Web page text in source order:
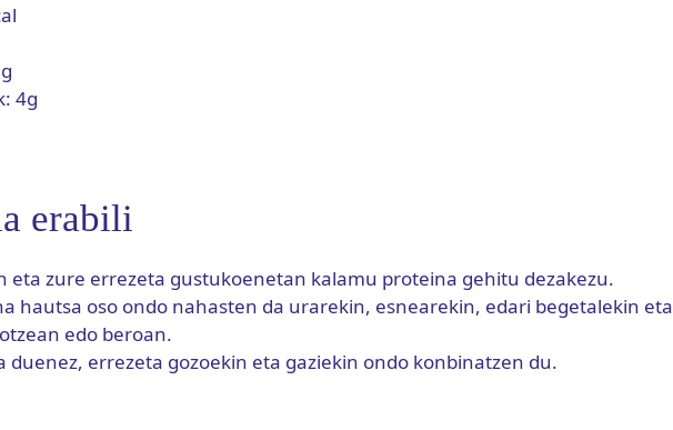
4g
erabili
eta zure errezeta gustukoenetan kalamu proteina gehitu dezakezu.
hautsa oso ondo nahasten da urarekin, esnearekin, edari begetalekin eta
edo beroan.
duenez, errezeta gozoekin eta gaziekin ondo konbinatzen du.